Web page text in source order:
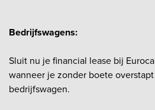
Bedrijfswagens:
Sluit nu je financial lease bij
wanneer je zonder boete
bedrijfswagen.